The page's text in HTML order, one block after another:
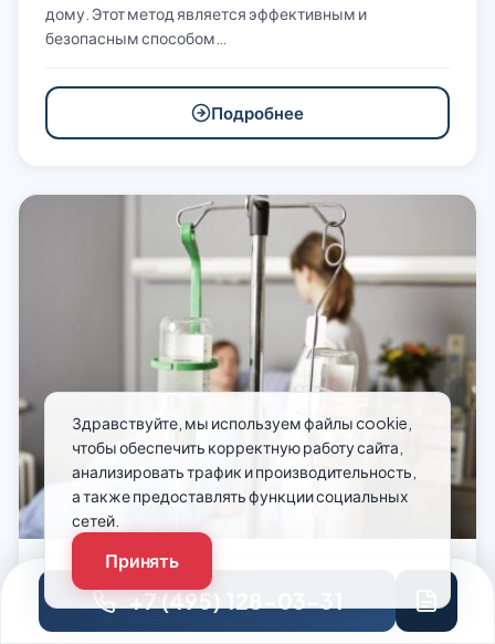
дому. Этот метод является эффективным и
безопасным способом…
Подробнее
Капельница от запоя в Нижнем
Новгороде+7 (495) 128-03-31
Здравствуйте, мы используем файлы cookie,
чтобы обеспечить корректную работу сайта,
анализировать трафик и производительность,
а также предоставлять функции социальных
сетей.
Принять